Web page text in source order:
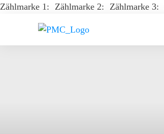
Zählmarke 1: Zählmarke 2: Zählmarke 3: